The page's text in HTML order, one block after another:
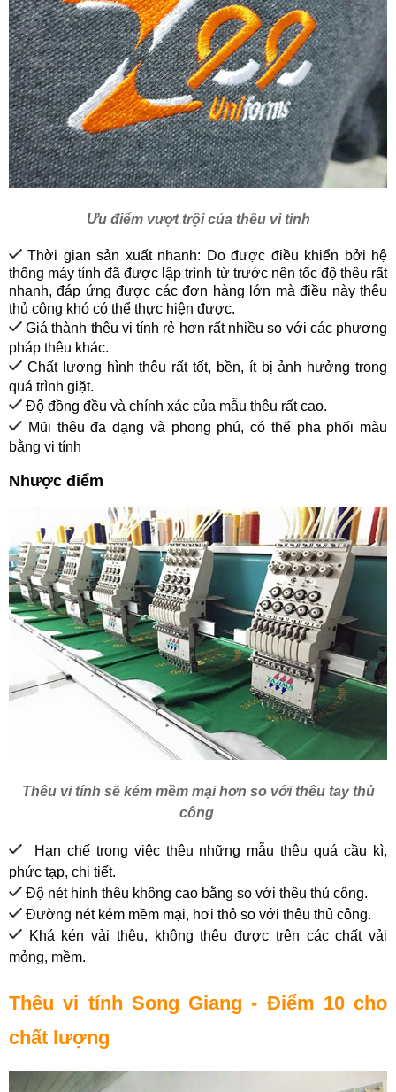
Ưu điểm vượt trội của thêu vi tính
Thời gian sản xuất nhanh: Do được điều khiển bởi hệ
thống máy tính đã được lập trình từ trước nên tốc độ thêu rất
nhanh, đáp ứng được các đơn hàng lớn mà điều này thêu
thủ công khó có thể thực hiện được.
Giá thành thêu vi tính rẻ hơn rất nhiều so với các phương
pháp thêu khác.
Chất lượng hình thêu rất tốt, bền, ít bị ảnh hưởng trong
quá trình giặt.
Độ đồng đều và chính xác của mẫu thêu rất cao.
Mũi thêu đa dạng và phong phú, có thể pha phối màu
bằng vi tính
Nhược điểm
Thêu vi tính sẽ kém mềm mại hơn so với thêu tay thủ
công
Hạn chế trong việc thêu những mẫu thêu quá cầu kì,
phức tạp, chi tiết.
Độ nét hình thêu không cao bằng so với thêu thủ công.
Đường nét kém mềm mại, hơi thô so với thêu thủ công.
Khá kén vải thêu, không thêu được trên các chất vải
mỏng, mềm.
Thêu vi tính Song Giang - Điểm 10 cho
chất lượng